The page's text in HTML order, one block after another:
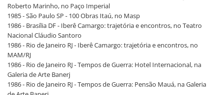
Roberto Marinho, no Paço Imperial
1985 - São Paulo SP - 100 Obras Itaú, no Masp
1986 - Brasília DF - Iberê Camargo: trajetória e encontros, no Teatro
Nacional Cláudio Santoro
1986 - Rio de Janeiro RJ - Iberê Camargo: trajetória e encontros, no
MAM/RJ
1986 - Rio de Janeiro RJ - Tempos de Guerra: Hotel Internacional, na
Galeria de Arte Banerj
1986 - Rio de Janeiro RJ - Tempos de Guerra: Pensão Mauá, na Galeria